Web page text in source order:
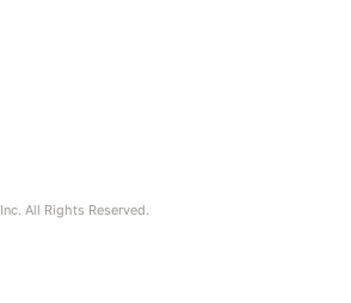
All Rights Reserved.